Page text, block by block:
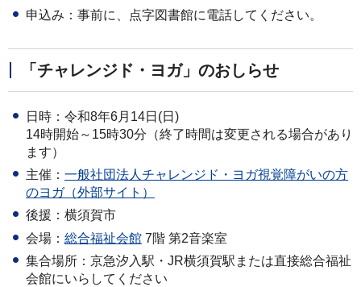
申込み：事前に、点字図書館に電話してください。
「チャレンジド・ヨガ」のおしらせ
日時：令和8年6月14日(日)
14時開始～15時30分（終了時間は変更される場合があり
ます）
主催： 一般社団法人チャレンジド・ヨガ視覚障がいの方
のヨガ（外部サイト）
後援：横須賀市
会場： 総合福祉会館 7階 第2音楽室
集合場所：京急汐入駅・JR横須賀駅または直接総合福祉
会館にいらしてください